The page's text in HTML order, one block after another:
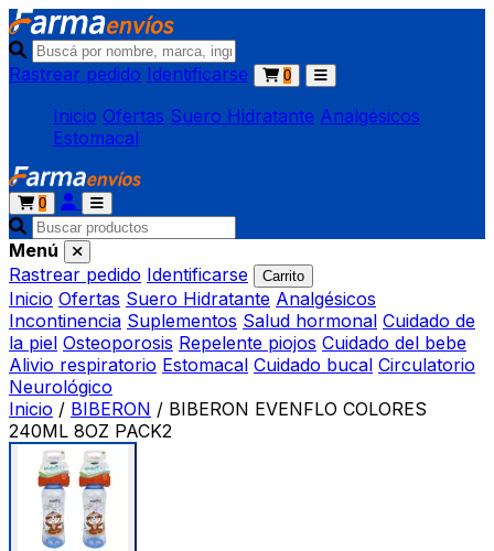
Rastrear pedido Identificarse 0
Inicio Ofertas Suero Hidratante Analgésicos
Estomacal
0
Menú
Rastrear pedido Identificarse Carrito
Inicio Ofertas Suero Hidratante Analgésicos
Incontinencia Suplementos Salud hormonal Cuidado de
la piel Osteoporosis Repelente piojos Cuidado del bebe
Alivio respiratorio Estomacal Cuidado bucal Circulatorio
Neurológico
Inicio / BIBERON / BIBERON EVENFLO COLORES
240ML 8OZ PACK2